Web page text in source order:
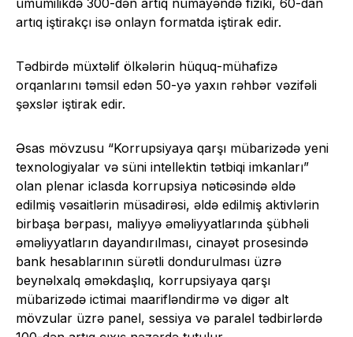
ümumilikdə 300-dən artıq nümayəndə fiziki, 60-dan
artıq iştirakçı isə onlayn formatda iştirak edir.
Tədbirdə müxtəlif ölkələrin hüquq-mühafizə
orqanlarını təmsil edən 50-yə yaxın rəhbər vəzifəli
şəxslər iştirak edir.
Əsas mövzusu “Korrupsiyaya qarşı mübarizədə yeni
texnologiyalar və süni intellektin tətbiqi imkanları”
olan plenar iclasda korrupsiya nəticəsində əldə
edilmiş vəsaitlərin müsadirəsi, əldə edilmiş aktivlərin
birbaşa bərpası, maliyyə əməliyyatlarında şübhəli
əməliyyatların dayandırılması, cinayət prosesində
bank hesablarının sürətli dondurulması üzrə
beynəlxalq əməkdaşlıq, korrupsiyaya qarşı
mübarizədə ictimai maarifləndirmə və digər alt
mövzular üzrə panel, sessiya və paralel tədbirlərdə